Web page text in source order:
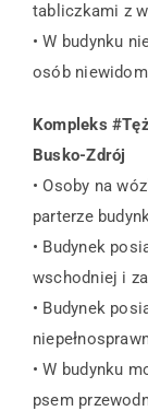
tabliczkami z
• W budynku
osób
Kompleks
Busko-Zdrój
• Osoby na
parterze
• Budynek
wschodniej i
• Budynek
• W budynku
psem